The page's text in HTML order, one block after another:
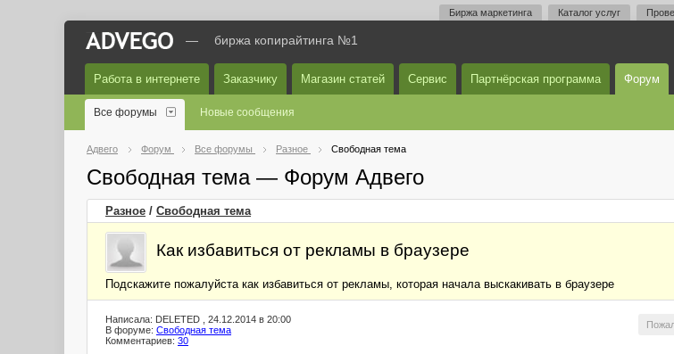
Биржа маркетинга Каталог услуг
— биржа копирайтинга №1
Работа в интернете Заказчику Магазин статей Сервис Партнёрская программа Форум
Все форумы Новые сообщения
Адвего Форум Все форумы Разное Свободная тема
Свободная тема — Форум Адвего
Разное / Свободная тема
Как избавиться от рекламы в браузере
Подскажите пожалуйста как избавиться от рекламы, которая начала выскакивать в браузере
Написала: DELETED , 24.12.2014 в 20:00
В форуме: Свободная тема
Комментариев: 30